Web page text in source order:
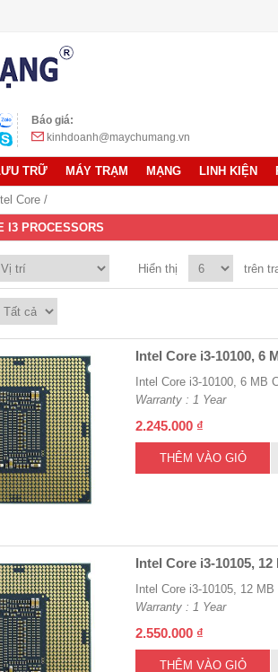
Báo giá:
kinhdoanh@maychumang.vn
TRỮ MÁY TRẠM MẠNG LINH KIỆN
Core /
I3 PROCESSORS
Hiển thị trên
Intel Core i3-10100, 6
Intel Core i3-10100, 6 MB
Warranty : 1 Year
2.245.000 ₫
Intel Core i3-10105,
Intel Core i3-10105, 12
Warranty : 1 Year
2.550.000 ₫